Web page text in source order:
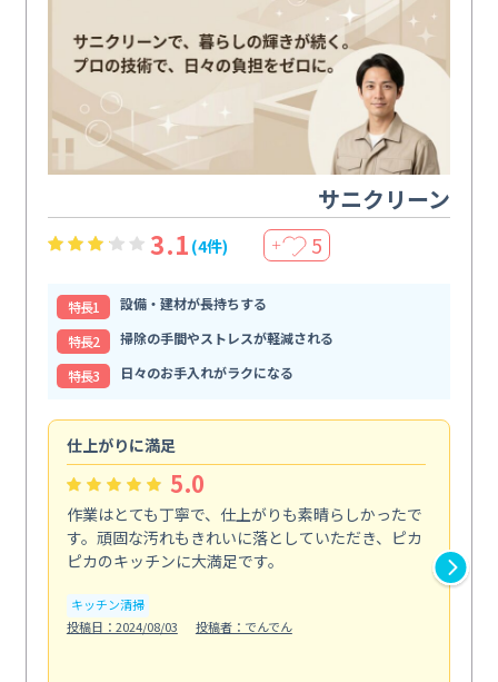
サニクリーン
3.1 (4件) ＋ 5
特⻑1
設備・建材が長持ちする
特⻑2
掃除の手間やストレスが軽減される
特⻑3
日々のお手入れがラクになる
仕上がりに満足
5.0
作業はとても丁寧で、仕上がりも素晴らしかったで
す。頑固な汚れもきれいに落としていただき、ピカ
ピカのキッチンに大満足です。
キッチン清掃
投稿日：2024/08/03
投稿者：でんでん